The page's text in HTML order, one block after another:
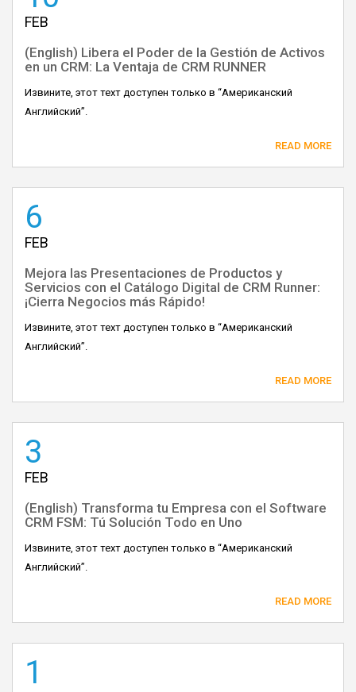
FEB
(English) Libera el Poder de la Gestión de Activos
en un CRM: La Ventaja de CRM RUNNER
Извините, этот техт доступен только в “Американский
Английский”.
READ MORE
6
FEB
Mejora las Presentaciones de Productos y
Servicios con el Catálogo Digital de CRM Runner:
¡Cierra Negocios más Rápido!
Извините, этот техт доступен только в “Американский
Английский”.
READ MORE
3
FEB
(English) Transforma tu Empresa con el Software
CRM FSM: Tú Solución Todo en Uno
Извините, этот техт доступен только в “Американский
Английский”.
READ MORE
1